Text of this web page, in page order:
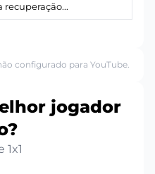
configurado para YouTube.
jogador